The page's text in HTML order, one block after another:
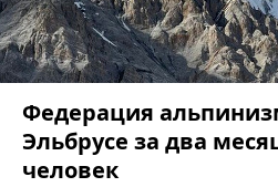
Федерация
Эльбрусе за два
человек